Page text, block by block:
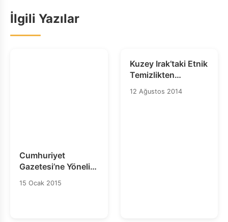
İlgili Yazılar
Cumhuriyet
Gazetesi’ne Yönelik
Saldırılar İfade
15 Ocak 2015
Kuzey Irak’taki Etnik
Temizlikten
Kaçmaya Zorlanan
Yüz Binlerce Kişi
12 Ağustos 2014